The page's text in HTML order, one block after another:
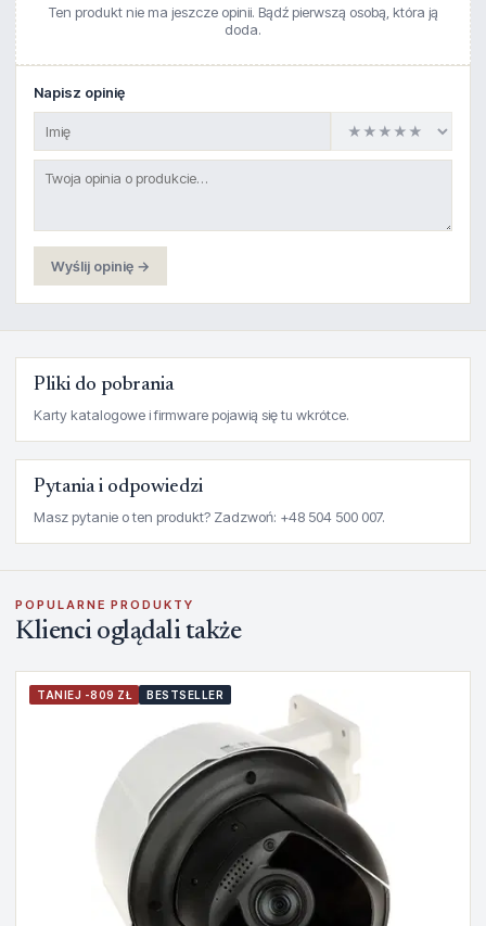
Ten produkt nie ma jeszcze opinii. Bądź pierwszą osobą, która ją
doda.
Napisz opinię
Wyślij opinię →
Pliki do pobrania
Karty katalogowe i firmware pojawią się tu wkrótce.
Pytania i odpowiedzi
Masz pytanie o ten produkt? Zadzwoń: +48 504 500 007.
POPULARNE PRODUKTY
Klienci oglądali także
TANIEJ -809 ZŁ BESTSELLER